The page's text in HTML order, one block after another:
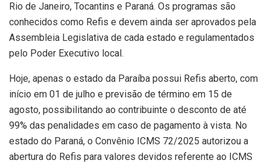
Rio de Janeiro, Tocantins e Paraná. Os programas são
conhecidos como Refis e devem ainda ser aprovados pela
Assembleia Legislativa de cada estado e regulamentados
pelo Poder Executivo local.
Hoje, apenas o estado da Paraíba possui Refis aberto, com
início em 01 de julho e previsão de término em 15 de
agosto, possibilitando ao contribuinte o desconto de até
99% das penalidades em caso de pagamento à vista. No
estado do Paraná, o Convênio ICMS 72/2025 autorizou a
abertura do Refis para valores devidos referente ao ICMS